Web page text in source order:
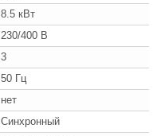
8.5 кВт
230/400 В
3
50 Гц
нет
Синхронный